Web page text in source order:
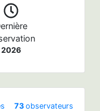
2026
73 observateurs